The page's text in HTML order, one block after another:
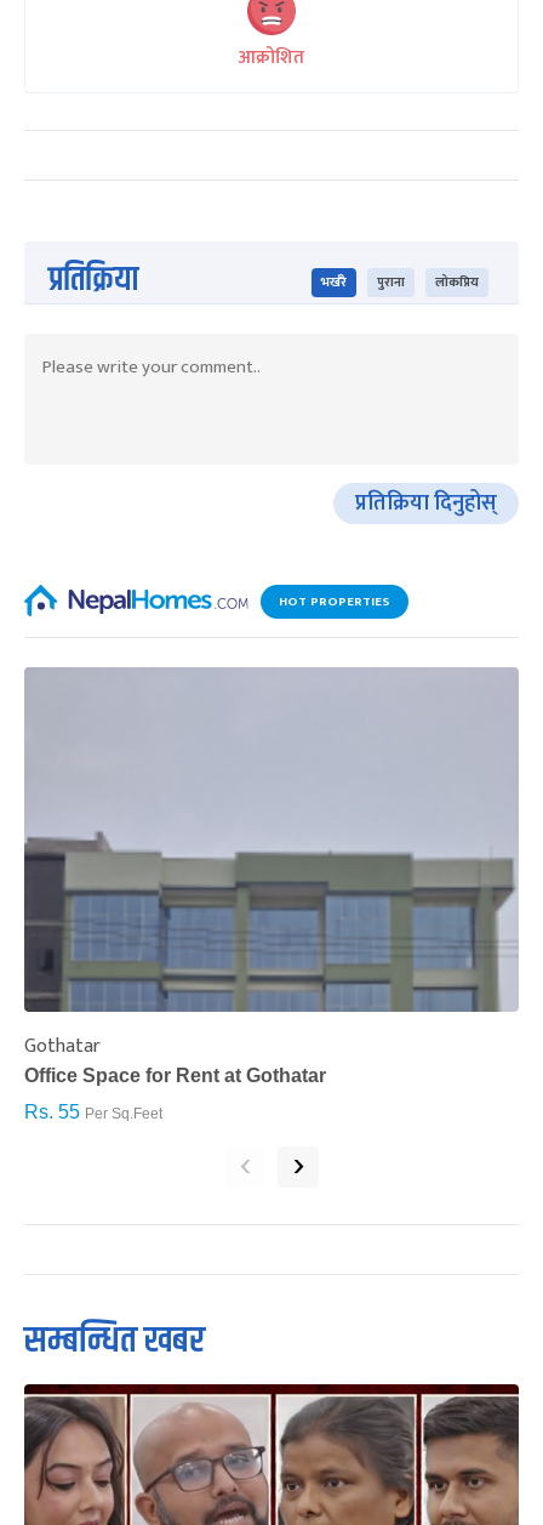
आक्रोशित
प्रतिक्रिया भर्खरै पुराना लोकप्रिय
प्रतिक्रिया दिनुहोस्
HOT PROPERTIES
Gothatar
Office Space for Rent at Gothatar
Rs. 55 Per Sq.Feet
‹ ›
सम्बन्धित खबर